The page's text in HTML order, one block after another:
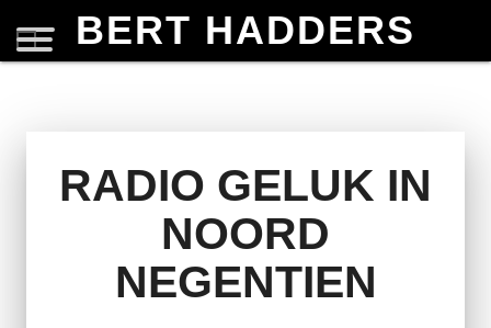
BERT HADDERS
RADIO GELUK IN
NOORD
NEGENTIEN